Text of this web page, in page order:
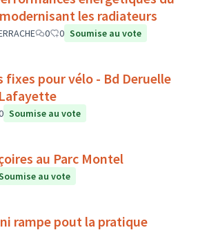
les radiateurs
0 0 Soumise au vote
pour vélo - Bd Deruelle
Soumise au vote
au Parc Montel
au vote
rampe pout la pratique